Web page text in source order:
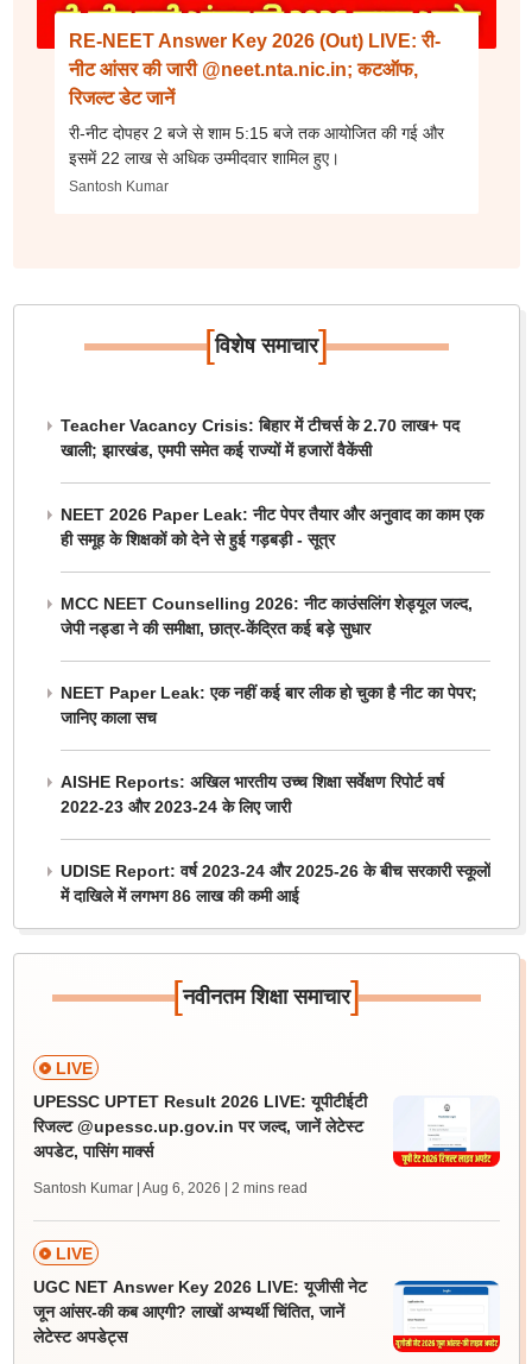
RE-NEET Answer Key 2026 (Out) LIVE: री-
नीट आंसर की जारी @neet.nta.nic.in; कटऑफ,
रिजल्ट डेट जानें
री-नीट दोपहर 2 बजे से शाम 5:15 बजे तक आयोजित की गई और
इसमें 22 लाख से अधिक उम्मीदवार शामिल हुए।
Santosh Kumar
[विशेष समाचार]
Teacher Vacancy Crisis: बिहार में टीचर्स के 2.70 लाख+ पद
खाली; झारखंड, एमपी समेत कई राज्यों में हजारों वैकेंसी
NEET 2026 Paper Leak: नीट पेपर तैयार और अनुवाद का काम एक
ही समूह के शिक्षकों को देने से हुई गड़बड़ी - सूत्र
MCC NEET Counselling 2026: नीट काउंसलिंग शेड्यूल जल्द,
जेपी नड्डा ने की समीक्षा, छात्र-केंद्रित कई बड़े सुधार
NEET Paper Leak: एक नहीं कई बार लीक हो चुका है नीट का पेपर;
जानिए काला सच
AISHE Reports: अखिल भारतीय उच्च शिक्षा सर्वेक्षण रिपोर्ट वर्ष
2022-23 और 2023-24 के लिए जारी
UDISE Report: वर्ष 2023-24 और 2025-26 के बीच सरकारी स्कूलों
में दाखिले में लगभग 86 लाख की कमी आई
[नवीनतम शिक्षा समाचार]
LIVE
UPESSC UPTET Result 2026 LIVE: यूपीटीईटी
रिजल्ट @upessc.up.gov.in पर जल्द, जानें लेटेस्ट
अपडेट, पासिंग मार्क्स
Santosh Kumar | Aug 6, 2026 | 2 mins read
LIVE
UGC NET Answer Key 2026 LIVE: यूजीसी नेट
जून आंसर-की कब आएगी? लाखों अभ्यर्थी चिंतित, जानें
लेटेस्ट अपडेट्स